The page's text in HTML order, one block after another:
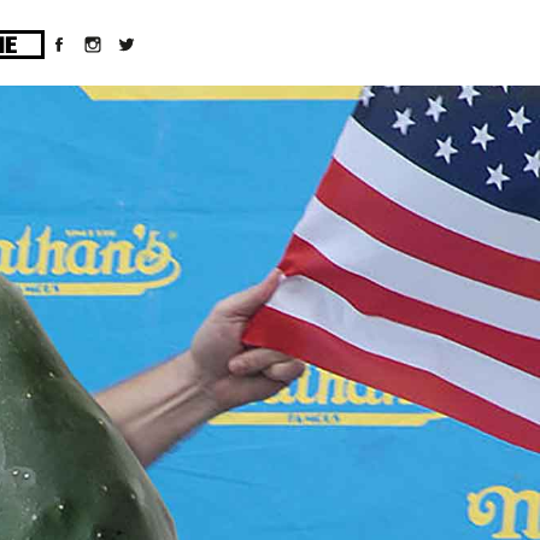
10/d43051023/htdocs/wordpress/wp-